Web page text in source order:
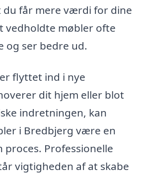
du får mere værdi for dine
vedholdte møbler ofte
og ser bedre ud.
flyttet ind i nye
dit hjem eller blot
indretningen, kan
i Bredbjerg være en
proces. Professionelle
vigtigheden af at skabe